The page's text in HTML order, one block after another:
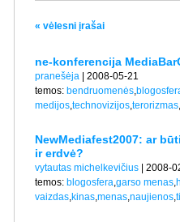
« vėlesni įrašai
ne-konferencija
pranešėja | 2008-05-21
temos: bendruomenės,
medijos,technovizijos,terorizmas,
NewMediafest2007: ar
ir erdvė?
vytautas michelkevičius | 2008-
temos: blogosfera,garso menas,
vaizdas,kinas,menas,naujienos,